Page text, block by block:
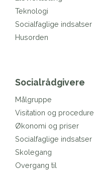
Teknologi
Socialfaglige indsatser
Husorden
Socialrådgivere
Målgruppe
Visitation og procedure
Økonomi og priser
Socialfaglige indsatser
Skolegang
Overgang til